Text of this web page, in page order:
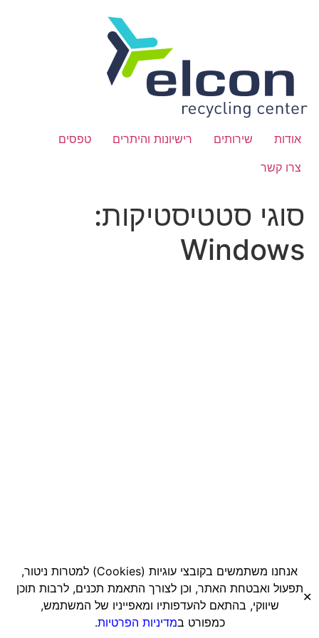
אנחנו משתמשים בקובצי עוגיות (Cookies) למטרות ניטור,
תפעול ואבטחת האתר, וכן לצורך התאמת תכנים, לרבות תוכן
שיווקי, בהתאם להעדפותיו ומאפייניו של המשתמש,
כמפורט במדיניות הפרטיות.
✕
אודות שירותים רישיונות והיתרים
טפסים
צרו קשר
סוגי סטטיסטיקות:
Windows